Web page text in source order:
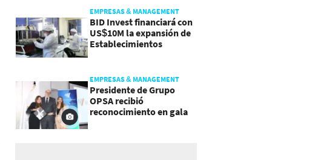
EMPRESAS & MANAGEMENT
BID Invest financiará con
US$10M la expansión de
Establecimientos
EMPRESAS & MANAGEMENT
Presidente de Grupo
OPSA recibió
reconocimiento en gala